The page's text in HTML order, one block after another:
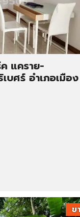
แคราย-
บศร์ อำเภอเมือง
ข